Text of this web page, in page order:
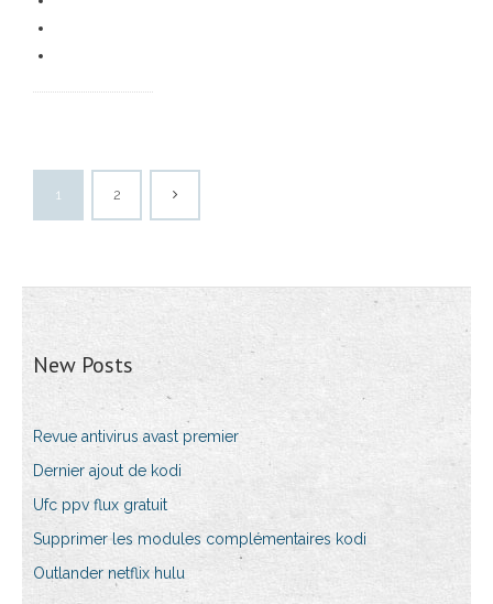
1 2
New Posts
Revue antivirus avast premier
Dernier ajout de kodi
Ufc ppv flux gratuit
Supprimer les modules complémentaires kodi
Outlander netflix hulu